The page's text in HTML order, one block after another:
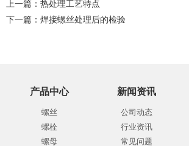
上一篇： 热处理工艺特点
下一篇： 焊接螺丝处理后的检验
产品中心
螺丝
螺栓
螺母
新闻资讯
公司动态
行业资讯
常见问题